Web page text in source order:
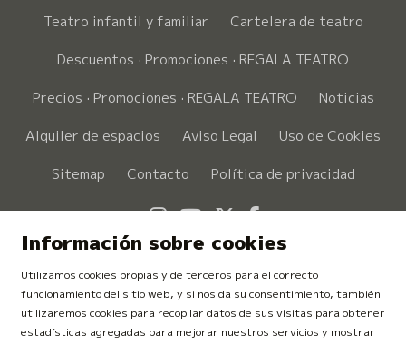
Teatro infantil y familiar
Cartelera de teatro
Descuentos · Promociones · REGALA TEATRO
Precios · Promociones · REGALA TEATRO
Noticias
Alquiler de espacios
Aviso Legal
Uso de Cookies
Sitemap
Contacto Política de privacidad
Link a instagram
Link a youtube
Link a twitter
Link a
Información sobre cookies
Utilizamos cookies propias y de terceros para el correcto
funcionamiento del sitio web, y si nos da su consentimiento, también
utilizaremos cookies para recopilar datos de sus visitas para obtener
estadísticas agregadas para mejorar nuestros servicios y mostrar